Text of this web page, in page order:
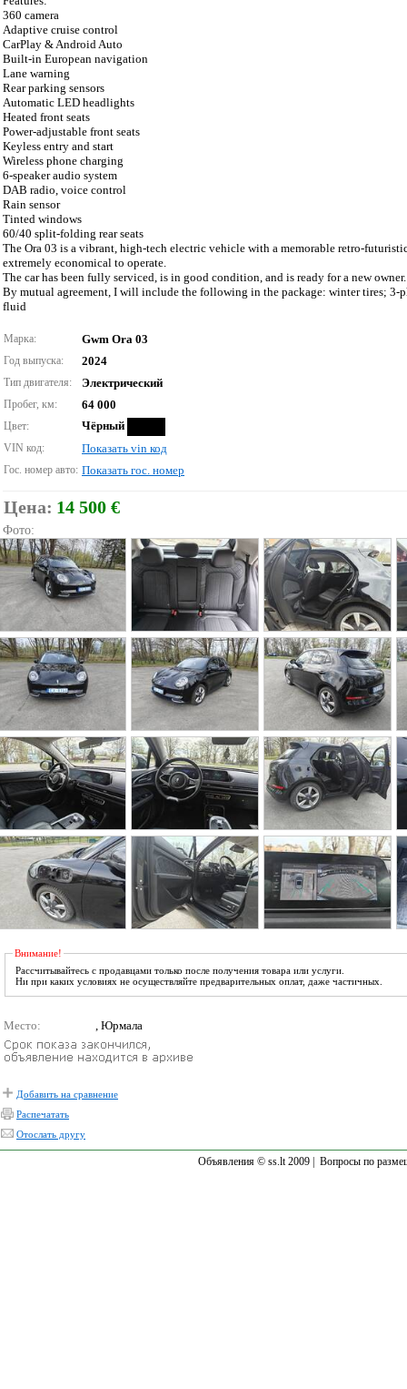
360 camera
Adaptive cruise control
CarPlay & Android Auto
Built-in European navigation
Lane warning
Rear parking sensors
Automatic LED headlights
Heated front seats
Power-adjustable front seats
Keyless entry and start
Wireless phone charging
6-speaker audio system
DAB radio, voice control
Rain sensor
Tinted windows
60/40 split-folding rear seats
The Ora 03 is a vibrant, high-tech electric vehicle with a memorable retro-
extremely economical to operate.
The car has been fully serviced, is in good condition, and is ready for a new
By mutual agreement, I will include the following in the package: winter tires; 3-
fluid
Марка: Gwm Ora 03
Год выпуска: 2024
Тип двигателя: Электрический
Пробег, км: 64 000
Цвет: Чёрный
VIN код: Показать vin код
Гос. номер авто: Показать гос. номер
Цена: 14 500 €
Фото:
Внимание!
Рассчитывайтесь с продавцами только после получения товара или услуги.
Ни при каких условиях не осуществляйте предварительных оплат, даже частичных.
Место: , Юрмала
Добавить на сравнение
Распечатать
Отослать другу
Объявления © ss.lt 2009 | Вопросы по